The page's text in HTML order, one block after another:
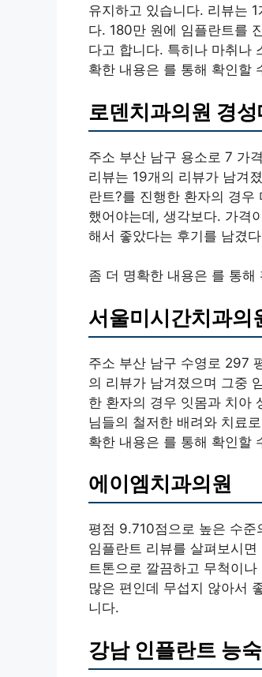
유지하고 있습니다. 리뷰는
다. 180만 원에 임플란트를
다고 합니다. 특히나 마취나
확한 내용은 를 통해 확인할
로덴치과의원 경
주소 부산 남구 용소로 7 가
리뷰는 19개의 리뷰가 남겨
란트?를 진행한 환자의 경
했어야는데, 생각보다. 가격
해서 좋았다는 후기를 남겼
좀 더 명확한 내용은 를 통해
서울미시간치과의
주소 부산 남구 수영로 297
의 리뷰가 남겨졌으며 그중
한 환자의 경우 잇몸과 치아
님들의 철저한 배려와 치료
확한 내용은 를 통해 확인할
에이엠치과의원
평점 9.710점으로 높은 수
임플란트 리뷰를 살펴보시
트톤으로 깔끔하고 무척이
많은 편인데 무섭지 않아서
니다.
강남 인플란트 능